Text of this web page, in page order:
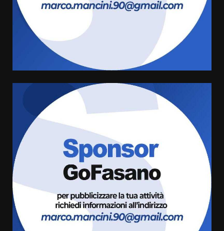
Carta d’identità: continua il piano
di aperture straordinarie del
Comune di Fasano
cittadina di Fratelli d’Italia,
pronta a tornare in Consiglio
comunale
6 Agosto 2026 08:00
Cura dei beni comuni e
cittadinanza attiva: online
l’avviso per la gestione
condivisa della Villetta di
Laureto
La magia del Minareto e la prima
assoluta de “L’Albergo
Belvedere. Il rapimento”